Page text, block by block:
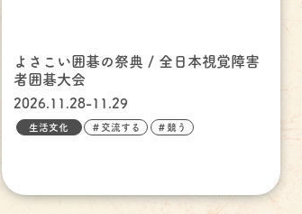
よさこい囲碁の祭典 / 全日本視覚障害
者囲碁大会
2026.11.28-11.29
生活文化 ＃交流する ＃競う